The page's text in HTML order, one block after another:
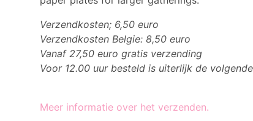
Verzendkosten; 6,50 euro
Verzendkosten Belgie: 8,50 euro
Vanaf 27,50 euro gratis verzending
Voor 12.00 uur besteld is uiterlijk de
Meer informatie over het verzenden.